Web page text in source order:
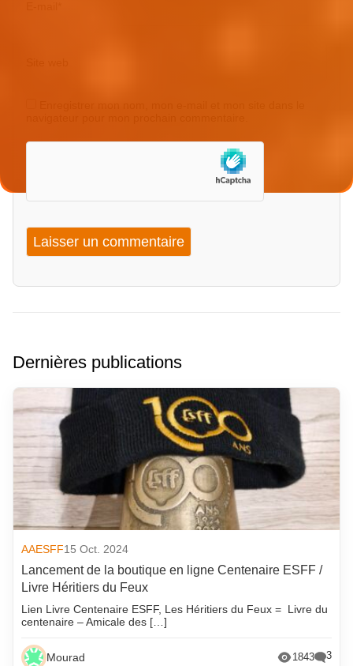
Dernières publications
AAESFF15 Oct. 2024
Lancement de la boutique en ligne Centenaire ESFF /
Livre Héritiers du Feux
Lien Livre Centenaire ESFF, Les Héritiers du Feux = Livre du
centenaire – Amicale des […]
Mourad 1843 3